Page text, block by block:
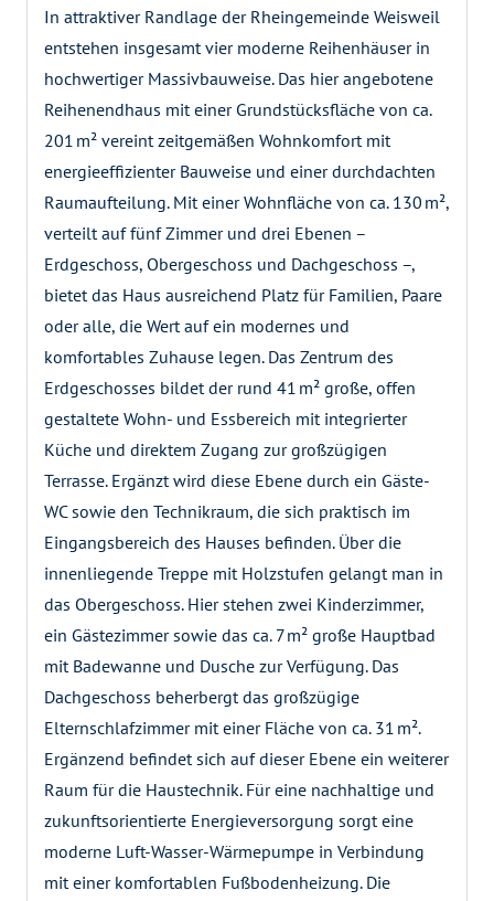
In attraktiver Randlage der Rheingemeinde Weisweil
entstehen insgesamt vier moderne Reihenhäuser in
hochwertiger Massivbauweise. Das hier angebotene
Reihenendhaus mit einer Grundstücksfläche von ca.
201 m² vereint zeitgemäßen Wohnkomfort mit
energieeffizienter Bauweise und einer durchdachten
Raumaufteilung. Mit einer Wohnfläche von ca. 130 m²,
verteilt auf fünf Zimmer und drei Ebenen –
Erdgeschoss, Obergeschoss und Dachgeschoss –,
bietet das Haus ausreichend Platz für Familien, Paare
oder alle, die Wert auf ein modernes und
komfortables Zuhause legen. Das Zentrum des
Erdgeschosses bildet der rund 41 m² große, offen
gestaltete Wohn- und Essbereich mit integrierter
Küche und direktem Zugang zur großzügigen
Terrasse. Ergänzt wird diese Ebene durch ein Gäste-
WC sowie den Technikraum, die sich praktisch im
Eingangsbereich des Hauses befinden. Über die
innenliegende Treppe mit Holzstufen gelangt man in
das Obergeschoss. Hier stehen zwei Kinderzimmer,
ein Gästezimmer sowie das ca. 7 m² große Hauptbad
mit Badewanne und Dusche zur Verfügung. Das
Dachgeschoss beherbergt das großzügige
Elternschlafzimmer mit einer Fläche von ca. 31 m².
Ergänzend befindet sich auf dieser Ebene ein weiterer
Raum für die Haustechnik. Für eine nachhaltige und
zukunftsorientierte Energieversorgung sorgt eine
moderne Luft-Wasser-Wärmepumpe in Verbindung
mit einer komfortablen Fußbodenheizung. Die